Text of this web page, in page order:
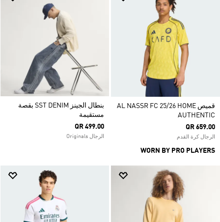
قميص AL NASSR FC 25/26 HOME
AUTHENTIC
QR 659.00
الرجال كرة القدم
WORN BY PRO PLAYERS
بنطال الجينز SST DENIM بقصة
مستقيمة
QR 499.00
الرجال Originals